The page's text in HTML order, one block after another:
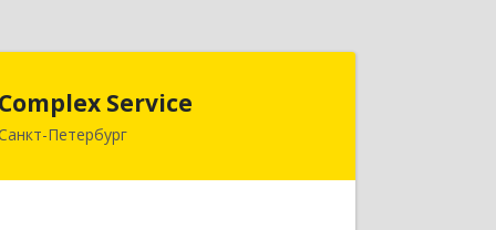
Complex Service
Петербург197046, Санкт-Петербург г,